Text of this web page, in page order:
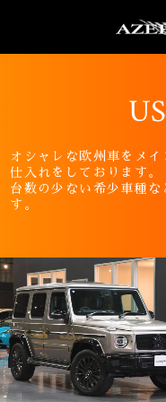
オシャレな欧州車をメ
仕入れをしております。
台数の少ない希少車種
す。